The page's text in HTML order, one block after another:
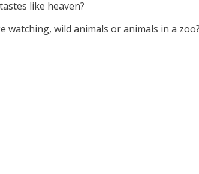
like heaven?
watching, wild animals or animals in a